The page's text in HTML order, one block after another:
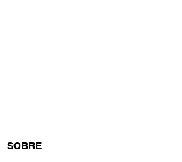
SOBRE